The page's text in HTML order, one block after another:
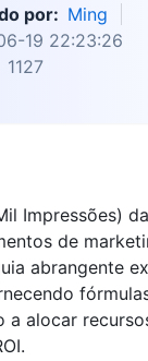
por: Ming
19 22:23:26
1127
Impressões)
de
abrangente
a alocar